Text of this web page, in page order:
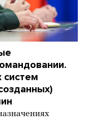
систем